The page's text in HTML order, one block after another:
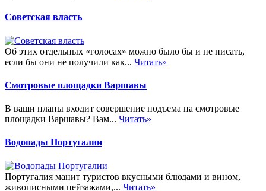
Советская власть
Об этих отдельных «голосах» можно было бы и не писать,
если бы они не получили как... Читать»
Смотровые площадки Варшавы
В ваши планы входит совершение подъема на смотровые
площадки Варшавы? Вам... Читать»
Водопады Португалии
Португалия манит туристов вкусными блюдами и вином,
живописными пейзажами,... Читать»